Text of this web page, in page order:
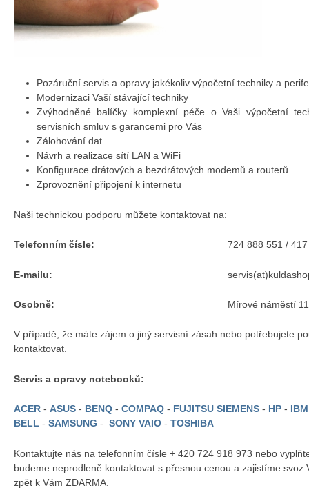
Pozáruční servis a opravy jakékoliv výpočetní techniky a
Modernizaci Vaší stávající techniky
Zvýhodněné balíčky komplexní péče o Vaši výpočetní
servisních smluv s garancemi pro Vás
Zálohování dat
Návrh a realizace sítí LAN a WiFi
Konfigurace drátových a bezdrátových modemů a routerů
Zprovoznění připojení k internetu
Naši technickou podporu můžete kontaktovat na:
Telefonním čísle:
E-mailu:
Osobně:
724 888 551 /
Mírové náměstí
V případě, že máte zájem o jiný servisní zásah nebo potřebujete
kontaktovat.
Servis a opravy notebooků:
ACER - ASUS - BENQ - COMPAQ - FUJITSU SIEMENS - HP -
BELL - SAMSUNG - SONY VAIO - TOSHIBA
Kontaktujte nás na telefonním čísle + 420 724 918 973 nebo
budeme neprodleně kontaktovat s přesnou cenou a zajistíme svoz
zpět k Vám ZDARMA.